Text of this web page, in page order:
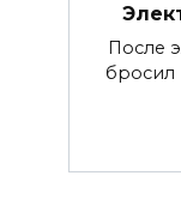
После
бросил